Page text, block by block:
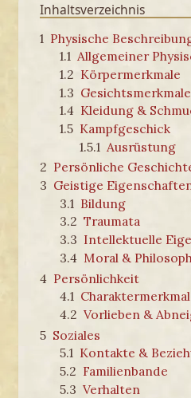
Inhaltsverzeichnis
1 Physische
1.1 Allgemeiner
1.2 Körpermerkmale
1.3 Gesichtsmerkmale
1.4 Kleidung &
1.5 Kampfgeschick
1.5.1 Ausrüstung
2 Persönliche
3 Geistige
3.1 Bildung
3.2 Traumata
3.3 Intellektuelle
3.4 Moral &
4 Persönlichkeit
4.1
4.2 Vorlieben &
5 Soziales
5.1 Kontakte &
5.2 Familienbande
5.3 Verhalten